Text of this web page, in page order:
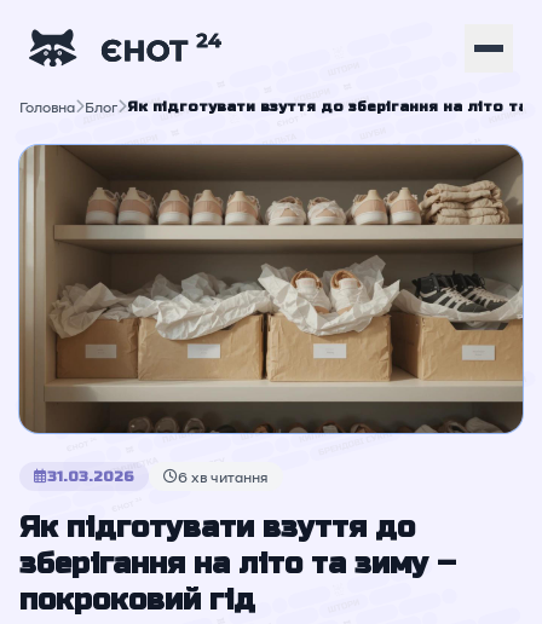
Головна Блог Як підготувати взуття до зберігання на літо та
31.03.2026 6 хв читання
Як підготувати взуття до
зберігання на літо та зиму –
покроковий гід